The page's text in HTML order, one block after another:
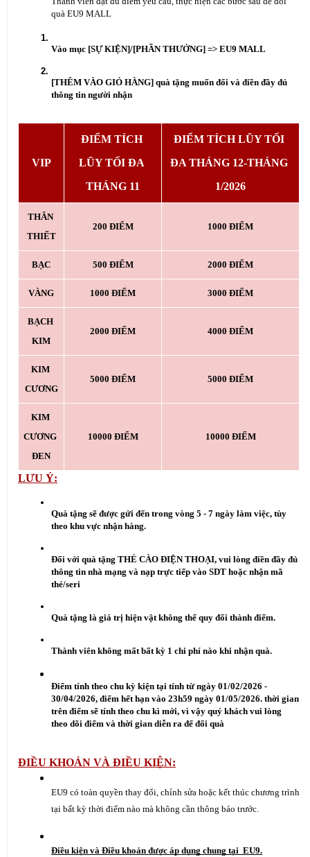
quà EU9 MALL
Vào mục [SỰ KIỆN]/[PHẦN THƯỞNG] => EU9 MALL
[THÊM VÀO GIỎ HÀNG] quà tặng muốn đổi và điền đầy đủ
thông tin người nhận
VIP
ĐIỂM TÍCH
LŨY TỐI ĐA
THÁNG 11
ĐIỂM TÍCH LŨY TỐI
ĐA THÁNG 12-THÁNG
1/2026
THÂN
THIẾT
200 ĐIỂM 1000 ĐIỂM
BẠC 500 ĐIỂM 2000 ĐIỂM
VÀNG 1000 ĐIỂM 3000 ĐIỂM
BẠCH
KIM
2000 ĐIỂM 4000 ĐIỂM
KIM
CƯƠNG
5000 ĐIỂM 5000 ĐIỂM
KIM
CƯƠNG
ĐEN
10000 ĐIỂM 10000 ĐIỂM
LƯU Ý:
Quà tặng sẽ được gửi đến trong vòng 5 - 7 ngày làm việc, tùy
theo khu vực nhận hàng.
Đối với quà tặng THẺ CÀO ĐIỆN THOẠI, vui lòng điền đầy đủ
thông tin nhà mạng và nạp trực tiếp vào SDT hoặc nhận mã
thẻ/seri
Quà tặng là giá trị hiện vật không thể quy đổi thành điểm.
Thành viên không mất bất kỳ 1 chi phí nào khi nhận quà.
Điểm tính theo chu kỳ kiện tại tính từ ngày 01/02/2026 -
30/04/2026, điểm hết hạn vào 23h59 ngày 01/05/2026. thời gian
trên điểm sẽ tính theo chu kì mới, vì vậy quý khách vui lòng
theo dõi điểm và thời gian diễn ra để đổi quà
ĐIỀU KHOẢN VÀ ĐIỀU KIỆN:
EU9 có toàn quyền thay đổi, chỉnh sửa hoặc kết thúc chương trình
tại bất kỳ thời điểm nào mà không cần thông báo trước.
Điều kiện và Điều khoản được áp dụng chung tại  EU9.